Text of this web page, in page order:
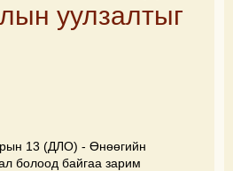
уулзалтыг
13 (ДЛО) - Өнөөгийн
болоод байгаа зарим